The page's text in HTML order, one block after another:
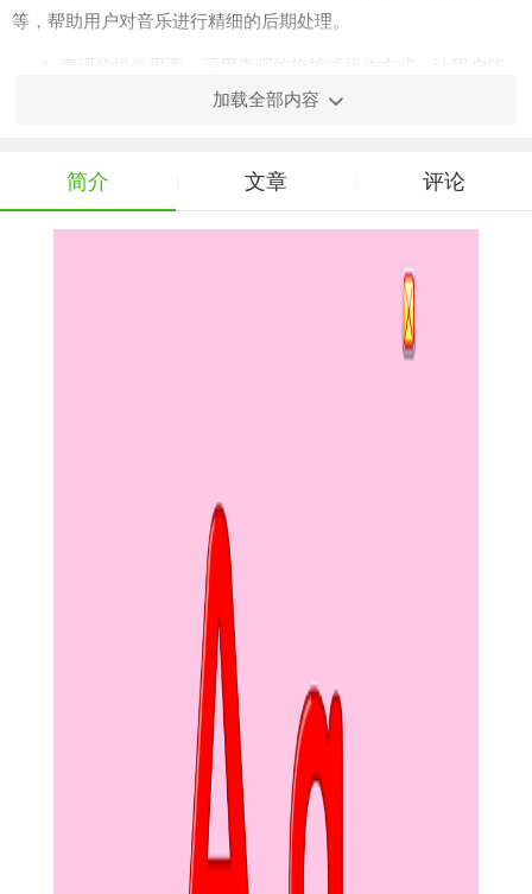
等，帮助用户对音乐进行精细的后期处理。
3. 直观的操作界面：采用直观的拖拽式操作方式，让用户能
够快速上手并专注于创作过程。
作，满足复杂的音乐制作需求。
1. 创意工具箱：提供独特的创意工具，如采样器、合成器
4. 云存储与备份：支持云存储功能，让用户的作品能够安全
5. 跨平台兼容性：支持Windows和MacOS操作系统，让用户
能够在不同的设备上继续他们的创作。
1. 创建新项目：启动软件后，选择或创建一个新的项目，设
2. 添加乐器和效果器：在乐器库中选择需要的乐器并加载到
项目中，根据需要添加各种效果器进行调试。
3. 录制与编辑：使用乐器进行演奏并录制音频，对录制的音
频进行剪辑、分割、合并等编辑操作。
加载全部内容
简介 文章 评论